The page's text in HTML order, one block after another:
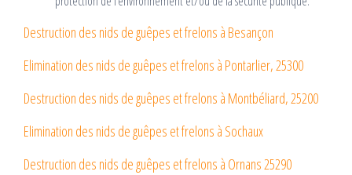
Destruction des nids de guêpes et frelons à Besançon
Elimination des nids de guêpes et frelons à Pontarlier, 25300
Destruction des nids de guêpes et frelons à Montbéliard, 25200
Elimination des nids de guêpes et frelons à Sochaux
Destruction des nids de guêpes et frelons à Ornans 25290